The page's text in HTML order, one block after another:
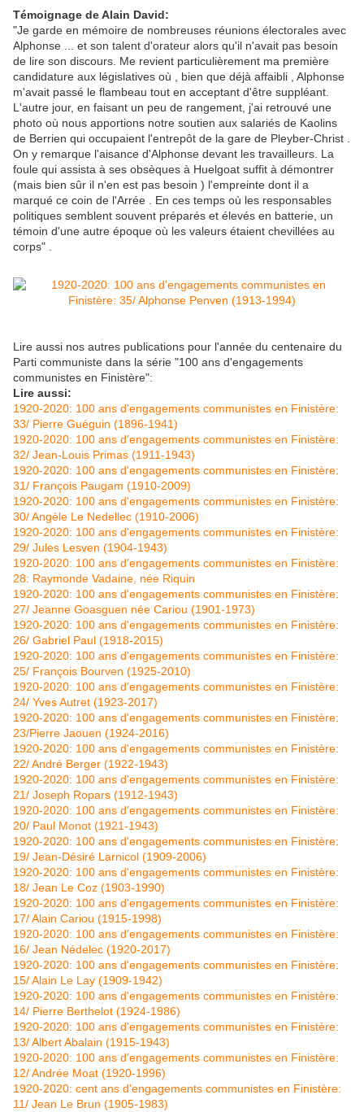
Témoignage de Alain David:
"Je garde en mémoire de nombreuses réunions électorales avec
Alphonse ... et son talent d'orateur alors qu'il n'avait pas besoin
de lire son discours. Me revient particulièrement ma première
candidature aux législatives où , bien que déjà affaibli , Alphonse
m'avait passé le flambeau tout en acceptant d'être suppléant.
L'autre jour, en faisant un peu de rangement, j'ai retrouvé une
photo où nous apportions notre soutien aux salariés de Kaolins
de Berrien qui occupaient l'entrepôt de la gare de Pleyber-Christ .
On y remarque l'aisance d'Alphonse devant les travailleurs. La
foule qui assista à ses obsèques à Huelgoat suffit à démontrer
(mais bien sûr il n'en est pas besoin ) l'empreinte dont il a
marqué ce coin de l'Arrée . En ces temps où les responsables
politiques semblent souvent préparés et élevés en batterie, un
témoin d'une autre époque où les valeurs étaient chevillées au
corps" .
Lire aussi nos autres publications pour l'année du centenaire du
Parti communiste dans la série "100 ans d'engagements
communistes en Finistère":
Lire aussi:
1920-2020: 100 ans d'engagements communistes en Finistère:
33/ Pierre Guéguin (1896-1941)
1920-2020: 100 ans d'engagements communistes en Finistère:
32/ Jean-Louis Primas (1911-1943)
1920-2020: 100 ans d'engagements communistes en Finistère:
31/ François Paugam (1910-2009)
1920-2020: 100 ans d'engagements communistes en Finistère:
30/ Angèle Le Nedellec (1910-2006)
1920-2020: 100 ans d'engagements communistes en Finistère:
29/ Jules Lesven (1904-1943)
1920-2020: 100 ans d'engagements communistes en Finistère:
28: Raymonde Vadaine, née Riquin
1920-2020: 100 ans d'engagements communistes en Finistère:
27/ Jeanne Goasguen née Cariou (1901-1973)
1920-2020: 100 ans d'engagements communistes en Finistère:
26/ Gabriel Paul (1918-2015)
1920-2020: 100 ans d'engagements communistes en Finistère:
25/ François Bourven (1925-2010)
1920-2020: 100 ans d'engagements communistes en Finistère:
24/ Yves Autret (1923-2017)
1920-2020: 100 ans d'engagements communistes en Finistère:
23/Pierre Jaouen (1924-2016)
1920-2020: 100 ans d'engagements communistes en Finistère:
22/ André Berger (1922-1943)
1920-2020: 100 ans d'engagements communistes en Finistère:
21/ Joseph Ropars (1912-1943)
1920-2020: 100 ans d'engagements communistes en Finistère:
20/ Paul Monot (1921-1943)
1920-2020: 100 ans d'engagements communistes en Finistère:
19/ Jean-Désiré Larnicol (1909-2006)
1920-2020: 100 ans d'engagements communistes en Finistère:
18/ Jean Le Coz (1903-1990)
1920-2020: 100 ans d'engagements communistes en Finistère:
17/ Alain Cariou (1915-1998)
1920-2020: 100 ans d'engagements communistes en Finistère:
16/ Jean Nédelec (1920-2017)
1920-2020: 100 ans d'engagements communistes en Finistère:
15/ Alain Le Lay (1909-1942)
1920-2020: 100 ans d'engagements communistes en Finistère:
14/ Pierre Berthelot (1924-1986)
1920-2020: 100 ans d'engagements communistes en Finistère:
13/ Albert Abalain (1915-1943)
1920-2020: 100 ans d'engagements communistes en Finistère:
12/ Andrée Moat (1920-1996)
1920-2020: cent ans d'engagements communistes en Finistère:
11/ Jean Le Brun (1905-1983)